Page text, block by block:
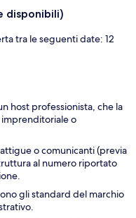
disponibili)
tra le seguenti date: 12
host professionista, che la
o
o comunicanti (previa
al numero riportato
gli standard del marchio